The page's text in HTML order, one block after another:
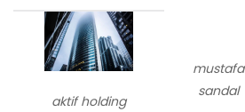
aktif holding
mustafa
sandal